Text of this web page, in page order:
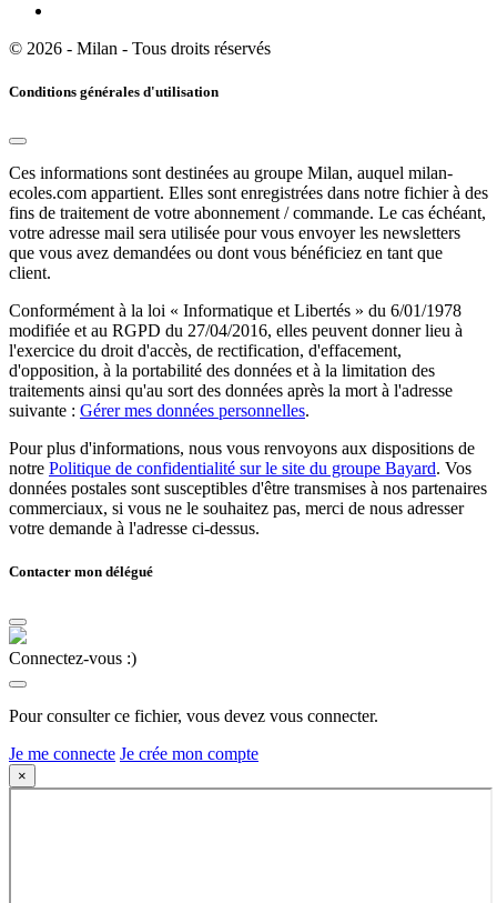
© 2026 - Milan - Tous droits réservés
Conditions générales d'utilisation
Ces informations sont destinées au groupe Milan, auquel milan-
ecoles.com appartient. Elles sont enregistrées dans notre fichier à des
fins de traitement de votre abonnement / commande. Le cas échéant,
votre adresse mail sera utilisée pour vous envoyer les newsletters
que vous avez demandées ou dont vous bénéficiez en tant que
client.
Conformément à la loi « Informatique et Libertés » du 6/01/1978
modifiée et au RGPD du 27/04/2016, elles peuvent donner lieu à
l'exercice du droit d'accès, de rectification, d'effacement,
d'opposition, à la portabilité des données et à la limitation des
traitements ainsi qu'au sort des données après la mort à l'adresse
suivante : Gérer mes données personnelles.
Pour plus d'informations, nous vous renvoyons aux dispositions de
notre Politique de confidentialité sur le site du groupe Bayard. Vos
données postales sont susceptibles d'être transmises à nos partenaires
commerciaux, si vous ne le souhaitez pas, merci de nous adresser
votre demande à l'adresse ci-dessus.
Contacter mon délégué
Connectez-vous :)
Pour consulter ce fichier, vous devez vous connecter.
Je me connecte Je crée mon compte
×